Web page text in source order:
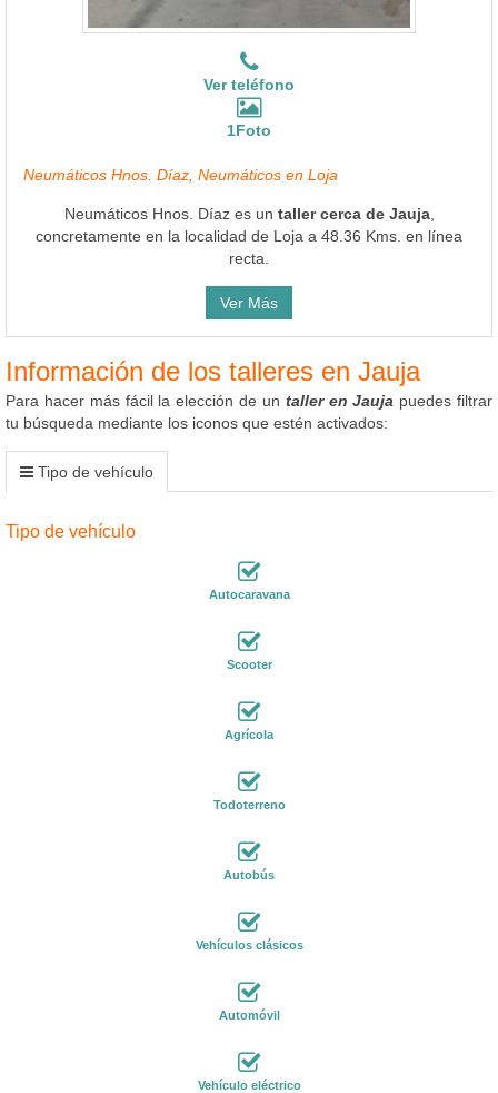
Ver teléfono
1Foto
Neumáticos Hnos. Díaz, Neumáticos en Loja
Neumáticos Hnos. Díaz es un taller cerca de Jauja,
concretamente en la localidad de Loja a 48.36 Kms. en línea
recta.
Ver Más
Información de los talleres en Jauja
Para hacer más fácil la elección de un taller en Jauja puedes filtrar
tu búsqueda mediante los iconos que estén activados:
Tipo de vehículo
Tipo de vehículo
Autocaravana
Scooter
Agrícola
Todoterreno
Autobús
Vehículos clásicos
Automóvil
Vehículo eléctrico